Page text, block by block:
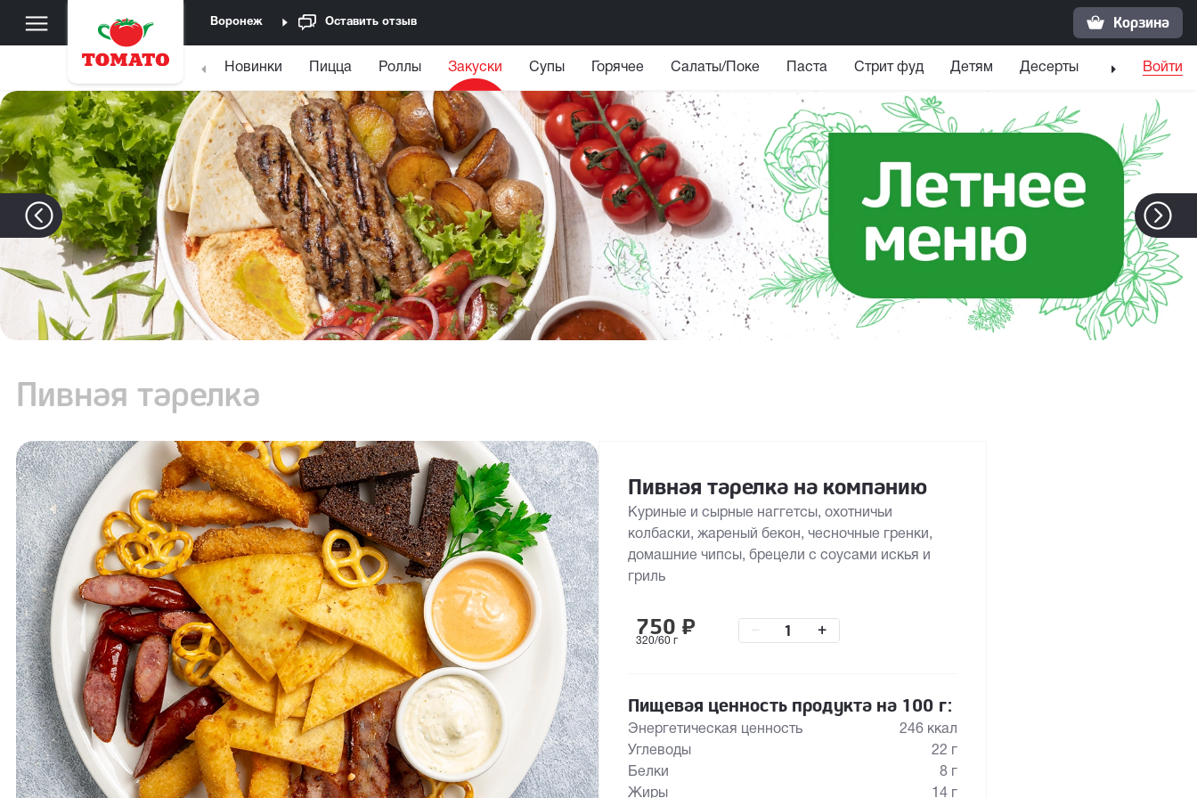
Воронеж Оставить отзыв Корзина
Новинки Пицца Роллы Закуски Супы Горячее Салаты/Поке Паста Стрит фуд Детям Десерты НапиткиВойти
Пивная тарелка
Пивная тарелка на компанию
Куриные и сырные наггетсы, охотничьи
колбаски, жареный бекон, чесночные гренки,
домашние чипсы, брецели с соусами искья и
гриль
750 ₽
320/60 г
+
Пищевая ценность продукта на 100 г:
Энергетическая ценность
246 ккал
Углеводы
22 г
Белки
8 г
Жиры
14 г